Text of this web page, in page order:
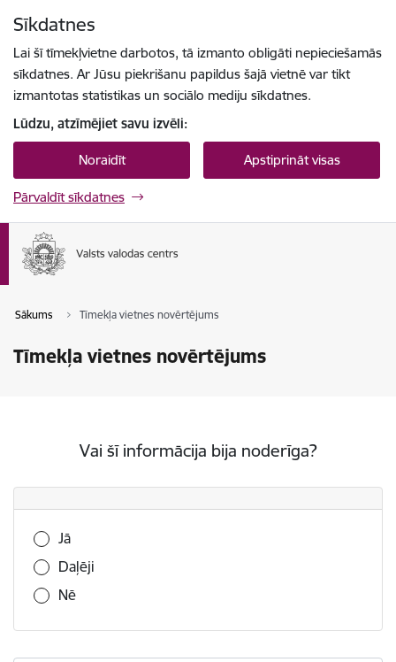
Sīkdatnes
Lai šī tīmekļvietne darbotos, tā izmanto obligāti nepieciešamās
sīkdatnes. Ar Jūsu piekrišanu papildus šajā vietnē var tikt
izmantotas statistikas un sociālo mediju sīkdatnes.
Lūdzu, atzīmējiet savu izvēli:
Noraidīt Apstiprināt visas
Pārvaldīt sīkdatnes
Sākums Tīmekļa vietnes novērtējums
Tīmekļa vietnes novērtējums
Vai šī informācija bija noderīga?
Vai šī informācija bija noderīga?
Jā
Daļēji
Nē